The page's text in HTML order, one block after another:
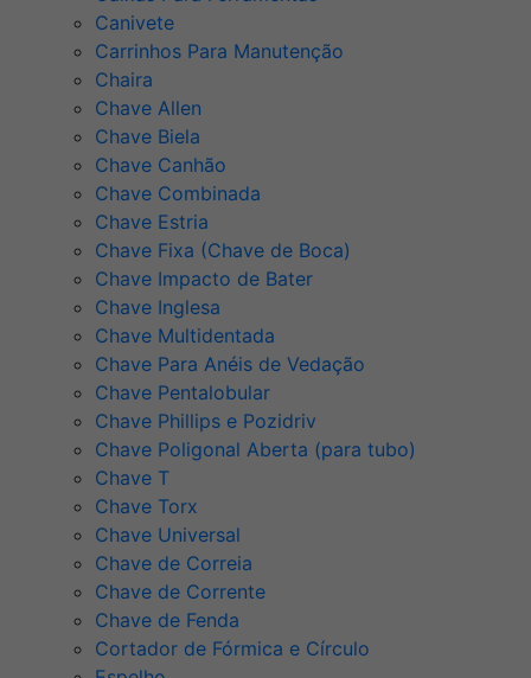
Canivete
Carrinhos Para Manutenção
Chaira
Chave Allen
Chave Biela
Chave Canhão
Chave Combinada
Chave Estria
Chave Fixa (Chave de Boca)
Chave Impacto de Bater
Chave Inglesa
Chave Multidentada
Chave Para Anéis de Vedação
Chave Pentalobular
Chave Phillips e Pozidriv
Chave Poligonal Aberta (para tubo)
Chave T
Chave Torx
Chave Universal
Chave de Correia
Chave de Corrente
Chave de Fenda
Cortador de Fórmica e Círculo